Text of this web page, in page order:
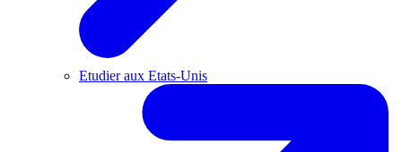
Etudier aux Etats-Unis